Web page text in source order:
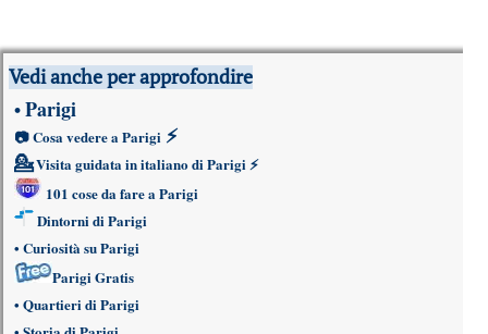
Vedi anche per approfondire
•Parigi
📷 Cosa vedere a Parigi ⚡
💁Visita guidata in italiano di Parigi⚡
101 cose da fare a Parigi
Dintorni di Parigi
• Curiosità su Parigi
Parigi Gratis
• Quartieri di Parigi